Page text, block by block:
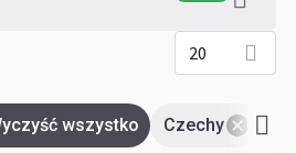
20
Czechy
wszystko